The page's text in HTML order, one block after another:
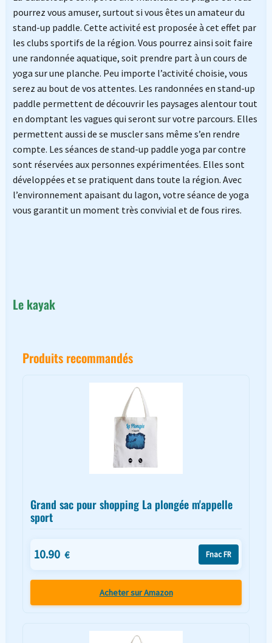
pourrez vous amuser, surtout si vous êtes un amateur du
stand-up paddle. Cette activité est proposée à cet effet par
les clubs sportifs de la région. Vous pourrez ainsi soit faire
une randonnée aquatique, soit prendre part à un cours de
yoga sur une planche. Peu importe l’activité choisie, vous
serez au bout de vos attentes. Les randonnées en stand-up
paddle permettent de découvrir les paysages alentour tout
en domptant les vagues qui seront sur votre parcours. Elles
permettent aussi de se muscler sans même s’en rendre
compte. Les séances de stand-up paddle yoga par contre
sont réservées aux personnes expérimentées. Elles sont
développées et se pratiquent dans toute la région. Avec
l’environnement apaisant du lagon, votre séance de yoga
vous garantit un moment très convivial et de fous rires.
Le kayak
Produits recommandés
Grand sac pour shopping La plongée m'appelle
sport
10.90 € Fnac FR
Acheter sur Amazon